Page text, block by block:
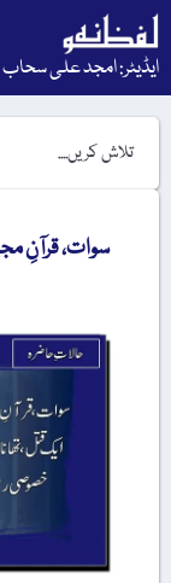
ایڈیٹر: امجد علی سحاب
سوات، قرآنِ